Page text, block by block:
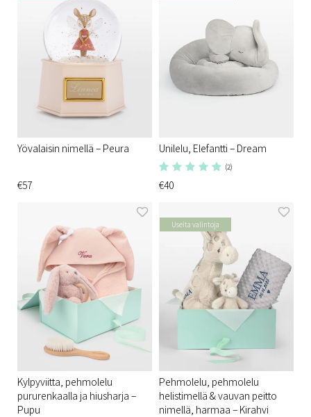
Yövalaisin nimellä – Peura
€57
Unilelu, Elefantti – Dream
(2)
€40
Kylpyviitta, pehmolelu
pururenkaalla ja hiusharja –
Pupu
Useita valintoja
Pehmolelu, pehmolelu
helistimellä & vauvan peitto
nimellä, harmaa – Kirahvi